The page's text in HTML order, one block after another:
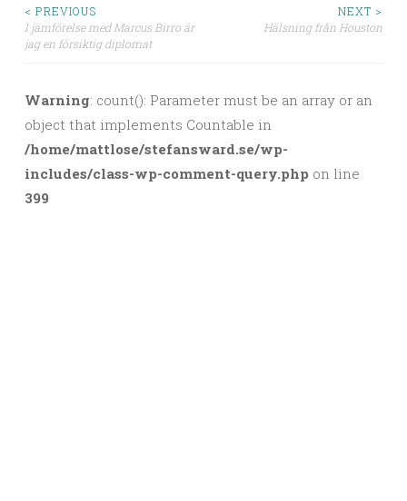
Post navigation
< PREVIOUS
I jämförelse med Marcus Birro är
jag en försiktig diplomat
NEXT >
Hälsning från Houston
Warning: count(): Parameter must be an array or an
object that implements Countable in
/home/mattlose/stefansward.se/wp-
includes/class-wp-comment-query.php on line
399